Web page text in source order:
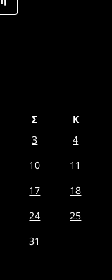
Σ
Κ
3
4
10
11
17
18
24
25
31